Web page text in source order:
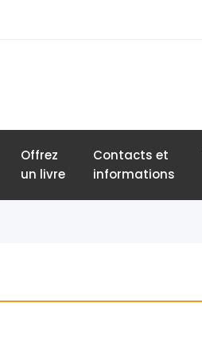
Offrez
un livre
Contacts et
informations